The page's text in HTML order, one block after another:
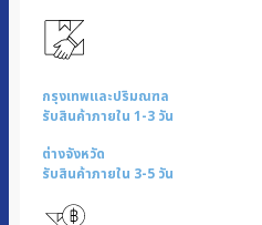
กรุงเทพและปริมณฑล
รับสินค้าภายใน 1-3 วัน
ต่างจังหวัด
รับสินค้าภายใน 3-5 วัน